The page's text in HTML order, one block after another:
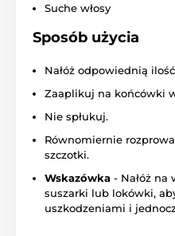
Suche włosy
Sposób użycia
Nałóż odpowiednią
Zaaplikuj na końcówki
Nie spłukuj.
Równomiernie
szczotki.
Wskazówka - Nałóż na
suszarki lub lokówki,
uszkodzeniami i